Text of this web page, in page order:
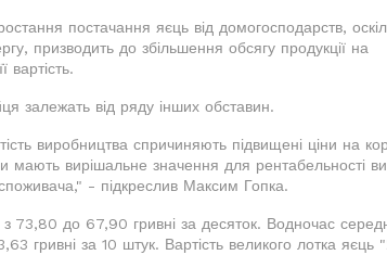
постачання яєць від домогосподарств,
призводить до збільшення обсягу продукції на
вартість.
залежать від ряду інших обставин.
виробництва спричиняють підвищені ціни на
мають вирішальне значення для рентабельності
- підкреслив Максим Гопка.
73,80 до 67,90 гривні за десяток. Водночас
гривні за 10 штук. Вартість великого лотка яєць